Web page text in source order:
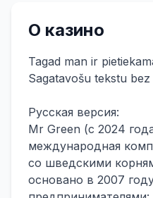
О казино
Tagad man ir
Sagatavošu tekstu bez
Русская версия:
Mr Green (с 2024
международная
со шведскими
основано в 2007